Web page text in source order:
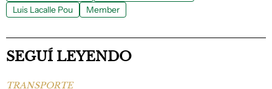
Luis Lacalle Pou
Member
SEGUÍ LEYENDO
TRANSPORTE